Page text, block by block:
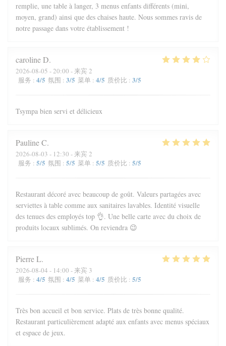
remplie, une table à langer, 3 menus enfants différents (mini,
moyen, grand) ainsi que des chaises haute. Nous sommes ravis de
notre passage dans votre établissement !
carolineD
2026-08-05 - 20:00 - 来宾 2
服务 : 4/5 氛围 : 3/5 菜单 : 4/5 质价比 : 3/5
Tsympa bien servi et délicieux
PaulineC
2026-08-03 - 12:30 - 来宾 2
服务 : 5/5 氛围 : 5/5 菜单 : 5/5 质价比 : 5/5
Restaurant décoré avec beaucoup de goût. Valeurs partagées avec
serviettes à table comme aux sanitaires lavables. Identité visuelle
des tenues des employés top 👌. Une belle carte avec du choix de
produits locaux sublimés. On reviendra 😉
PierreL
2026-08-04 - 14:00 - 来宾 3
服务 : 4/5 氛围 : 4/5 菜单 : 4/5 质价比 : 5/5
Très bon accueil et bon service. Plats de très bonne qualité.
Restaurant particulièrement adapté aux enfants avec menus spéciaux
et espace de jeux.